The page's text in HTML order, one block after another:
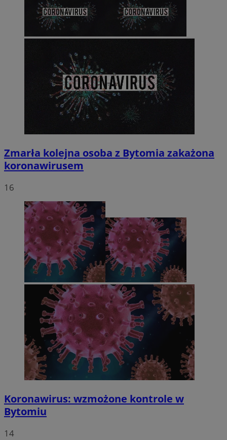
Zmarła kolejna osoba z Bytomia zakażona
koronawirusem
16
Koronawirus: wzmożone kontrole w
Bytomiu
14